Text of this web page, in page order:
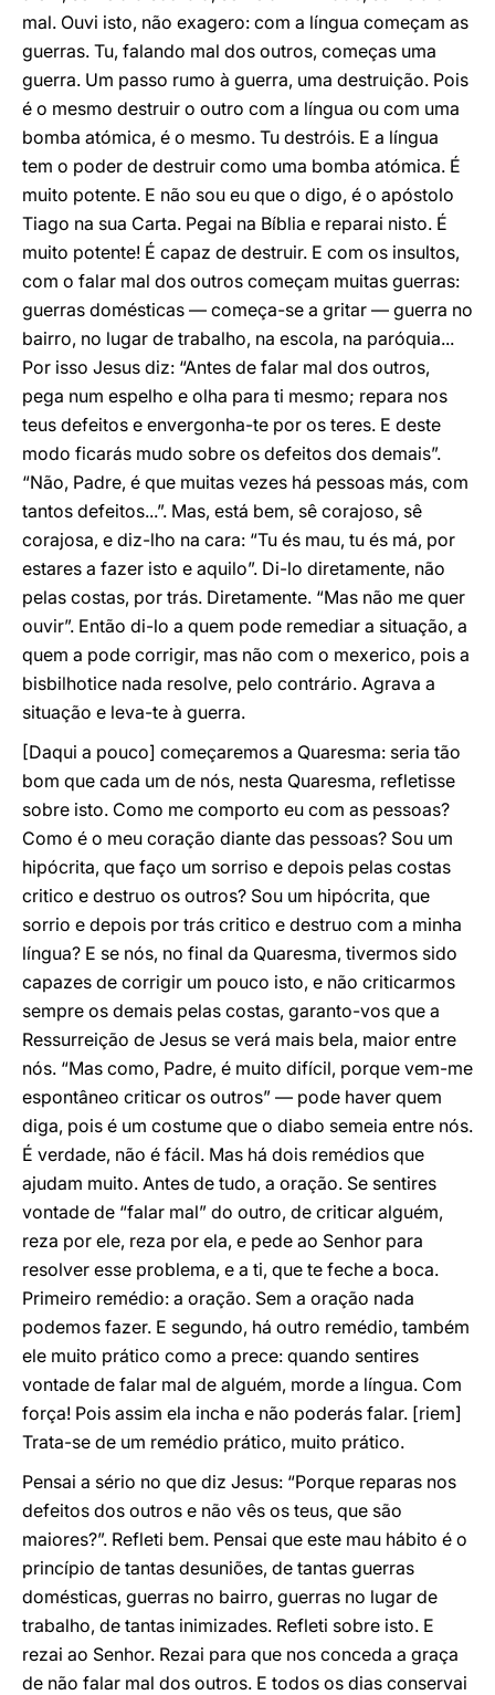
mal. Ouvi isto, não exagero: com a língua começam as
guerras. Tu, falando mal dos outros, começas uma
guerra. Um passo rumo à guerra, uma destruição. Pois
é o mesmo destruir o outro com a língua ou com uma
bomba atómica, é o mesmo. Tu destróis. E a língua
tem o poder de destruir como uma bomba atómica. É
muito potente. E não sou eu que o digo, é o apóstolo
Tiago na sua Carta. Pegai na Bíblia e reparai nisto. É
muito potente! É capaz de destruir. E com os insultos,
com o falar mal dos outros começam muitas guerras:
guerras domésticas — começa-se a gritar — guerra no
bairro, no lugar de trabalho, na escola, na paróquia...
Por isso Jesus diz: “Antes de falar mal dos outros,
pega num espelho e olha para ti mesmo; repara nos
teus defeitos e envergonha-te por os teres. E deste
modo ficarás mudo sobre os defeitos dos demais”.
“Não, Padre, é que muitas vezes há pessoas más, com
tantos defeitos...”. Mas, está bem, sê corajoso, sê
corajosa, e diz-lho na cara: “Tu és mau, tu és má, por
estares a fazer isto e aquilo”. Di-lo diretamente, não
pelas costas, por trás. Diretamente. “Mas não me quer
ouvir”. Então di-lo a quem pode remediar a situação, a
quem a pode corrigir, mas não com o mexerico, pois a
bisbilhotice nada resolve, pelo contrário. Agrava a
situação e leva-te à guerra.
[Daqui a pouco] começaremos a Quaresma: seria tão
bom que cada um de nós, nesta Quaresma, refletisse
sobre isto. Como me comporto eu com as pessoas?
Como é o meu coração diante das pessoas? Sou um
hipócrita, que faço um sorriso e depois pelas costas
critico e destruo os outros? Sou um hipócrita, que
sorrio e depois por trás critico e destruo com a minha
língua? E se nós, no final da Quaresma, tivermos sido
capazes de corrigir um pouco isto, e não criticarmos
sempre os demais pelas costas, garanto-vos que a
Ressurreição de Jesus se verá mais bela, maior entre
nós. “Mas como, Padre, é muito difícil, porque vem-me
espontâneo criticar os outros” — pode haver quem
diga, pois é um costume que o diabo semeia entre nós.
É verdade, não é fácil. Mas há dois remédios que
ajudam muito. Antes de tudo, a oração. Se sentires
vontade de “falar mal” do outro, de criticar alguém,
reza por ele, reza por ela, e pede ao Senhor para
resolver esse problema, e a ti, que te feche a boca.
Primeiro remédio: a oração. Sem a oração nada
podemos fazer. E segundo, há outro remédio, também
ele muito prático como a prece: quando sentires
vontade de falar mal de alguém, morde a língua. Com
força! Pois assim ela incha e não poderás falar. [riem]
Trata-se de um remédio prático, muito prático.
Pensai a sério no que diz Jesus: “Porque reparas nos
defeitos dos outros e não vês os teus, que são
maiores?”. Refleti bem. Pensai que este mau hábito é o
princípio de tantas desuniões, de tantas guerras
domésticas, guerras no bairro, guerras no lugar de
trabalho, de tantas inimizades. Refleti sobre isto. E
rezai ao Senhor. Rezai para que nos conceda a graça
de não falar mal dos outros. E todos os dias conservai